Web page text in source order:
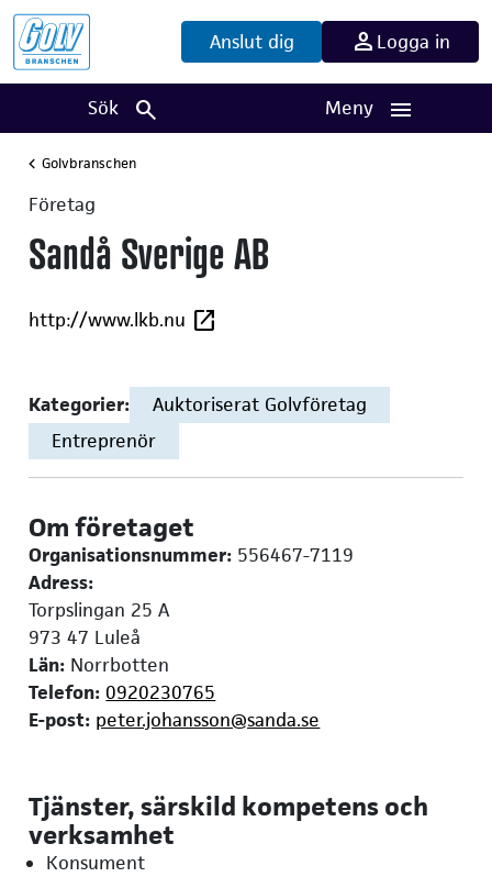
Anslut dig Logga in
Sök Meny
Golvbranschen
Företag
Sandå Sverige AB
http://www.lkb.nu
Kategorier:
Auktoriserat Golvföretag
Entreprenör
Om företaget
Organisationsnummer: 556467-7119
Adress:
Torpslingan 25 A
973 47 Luleå
Län: Norrbotten
Telefon: 0920230765
E-post: peter.johansson@sanda.se
Tjänster, särskild kompetens och
verksamhet
Konsument